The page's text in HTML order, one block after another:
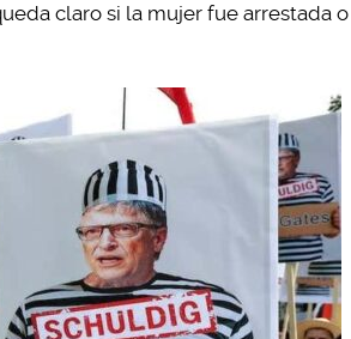
claro si la mujer fue arrestada o